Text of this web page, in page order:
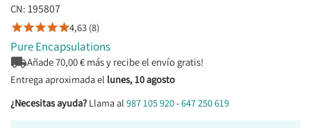
CN: 195807
4,63 (8)
Pure Encapsulations
Añade70,00€ más y recibe el envío gratis!
Entrega aproximada el lunes, 10 agosto
¿Necesitas ayuda? Llama al 987 105 920-647 250 619